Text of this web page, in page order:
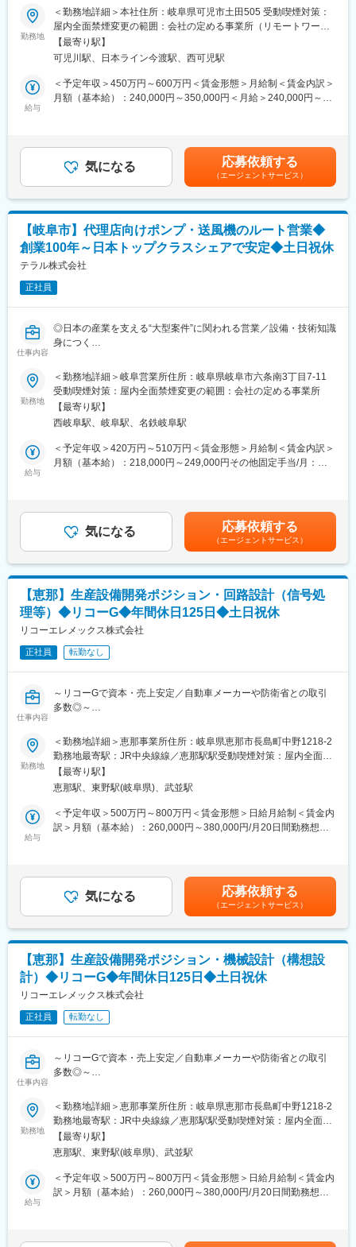
技術で暮らしをサポートします。また、現場で得た品質情報を設
計・工場へフィードバックし、三菱電機製品の品質維持と開発に
直接貢献できる重要な役割です。
早い方で1か月、長くても半年程度で独り立ちできるよう、先輩社
に成長できます。
す重要な役割を担っています。また、カーボンニュートラルなど
脱炭素社会の実現に向けて取り組みを積極的に行っており、製品
リニューアル等による省エネやシステム提案も行っています。
隔監視や顧客管理システムを通じて、ワンストップソリューショ
ンの実現を目指します。
変更の範囲：会社の定める業務
高める環境／最先端モビリティ開発／安全・快適な乗り心地提
供】
■業務内容：
当社の管理部において、人事および総務に関する業務を担当して
いただきます。
等）
・在籍管理（入退社手続き、勤怠データ確認 等）
・採用業務（求人作成、応募受付、面接調整 等）
・安全・環境管理のサポート（各種書類作成・提出 等）
■働き方：
・月平均残業：15時間程
・年休121日（土日）
・フレックスあり
※試用期間中はフレックスタイム制利用不可
■当社について：
当社は、2013年10月、KYB株式会社（現 カヤバ株式会社）は二
弁会社「カヤバモーターサイクルサスペンション株式会社」略称
「KMS」を設立。油圧機器の専門メーカー、カヤバと母機メーカ
ーのヤマハ発動機社の合弁によりコストを抑えるだけではなく、
世界トップクラスの性能、品質にこだわった新しいチャレンジを
ました。
レースで知名度を上げる事はシェア獲得に向けた大きなチャレン
ジです。当社単体の活動ではなく、カヤバグループのブランドイ
メージの向上にも繋がっていく取り組みとなっています。海外の
車体にも搭載される為にグローバル市場での存在感を確かなもの
にすべくMot GPへの参戦、結果が求められます。今後、サスペン
ションメーカーとして世界でのシェアを拡大していく事が当社に
とって大きく新しいチャレンジとなっていきます。
変更の範囲：会社の定める業務
勤務地
＜勤務地詳細＞本社住所：岐阜県可児市土田505 受動喫煙対策：
屋内全面禁煙変更の範囲：会社の定める事業所（リモートワーク
含む）
【最寄り駅】
可児川駅、日本ライン今渡駅、西可児駅
給与
＜予定年収＞450万円～600万円＜賃金形態＞月給制＜賃金内訳＞
月額（基本給）：240,000円～350,000円＜月給＞240,000円～
能性があります。月給(月額)は固定手当を含めた表記です。
気になる 応募依頼する
（エージェントサービス）
【岐阜市】代理店向けポンプ・送風機のルート営業◆
創業100年～日本トップクラスシェアで安定◆土日祝休
テラル株式会社
正社員
仕事内容
◎日本の産業を支える“大型案件”に関われる営業／設備・技術知識
身につく
リアを構築
■業務概要：
水を送るポンプや風を送るファンなどの製造・販売を行なってい
る当社にて、代理店に対しての販売交渉や関係構築をお任せしま
す。
少なくとも月に1回、訪問し現状を確認していきます！
▼ヒアリング～提案
新築の建物や改修工事などで需要が発生した時に、採用の決定権
優先的に当社を選んでいただくために、普段から共通の話題な
ど、仕事以外の会話を通した関係づくりもポイントの一つです◎
▼納期調整
商品を選んでいただいた際に、見積書作成と共に、納期をできる
限りお客様に合わせて調整します。納期が短い時も、納入が数か
月後になる時もあるため、その案件の規模に寄り添った対応を行
ないます！
▼アフターサービス
お客様から依頼があった際に、現地調査や修理を行ないます。
商品の交換や次の新規現場の情報獲得にも繋がるため、その都度
■入社後の流れ：
1～2ヶ月間OJTによる現場研修を実施します。（各支店・営業所
にて実施）
製品の仕組みや業務の流れ、社内規則・システムなどについて学
んでいき、少しずつ上記の業務をお任せしますのでご安心くださ
★営業所の雰囲気は、風通しがよく和気あいあいとしています。
ベテラン社員もいますので、分からない事はすぐに質問できる環
境です。
★計画有給制度があり、お互いに休みやすい環境で、メリハリつ
けて働けます。
■当社について：
創業から100年以上、当社が手掛けるポンプや送風機は、お客様
から確固たる信頼をいただき、日本でトップクラスのシェアを誇
っています。
ーズは途絶えません。
す。
変更の範囲：会社の定める業務
勤務地
＜勤務地詳細＞岐阜営業所住所：岐阜県岐阜市六条南3丁目7-11
受動喫煙対策：屋内全面禁煙変更の範囲：会社の定める事業所
【最寄り駅】
西岐阜駅、岐阜駅、名鉄岐阜駅
給与
＜予定年収＞420万円～510万円＜賃金形態＞月給制＜賃金内訳＞
月額（基本給）：218,000円～249,000円その他固定手当/月：
追加支給■昇給：年1回（6月）■賞与：年2回（7・12月）■年収モ
デル：年収460万円／32歳 経験7年／月給30万円年収640万円／
37歳 経験12年／月給42万円※グループリーダー賃金はあくまでも
目安の金額であり、選考を通じて上下する可能性があります。月
給(月額)は固定手当を含めた表記です。
気になる 応募依頼する
（エージェントサービス）
【恵那】生産設備開発ポジション・回路設計（信号処
理等）◆リコーG◆年間休日125日◆土日祝休
リコーエレメックス株式会社
正社員 転勤なし
仕事内容
～リコーGで資本・売上安定／自動車メーカーや防衛省との取引
多数◎～
■募集背景：
EV・電池市場を見据え、リチウムイオン電池（LiB）製造ライン
向けの新規自動化装置を開発する専任プロジェクトを発足。
現在すでにプロジェクトは始動しており、約5名体制（リーダーあ
り）新規開発テーマが稼働しています。装置の競争力を高めるう
えで、センサ・回路・信号処理を含めた電気・電子技術の中核を
担う人材を募集いたします。
を軸とした技術開発業務を担っていただきます。
具体的には以下の通りです。
・センサ（磁気センサ、画像、X線CT 等）
・フィルタリング
・信号処理アルゴリズム設計
・制御系（PLC、組込、制御回路）とのインターフェース設計
・新規装置のシステム仕様策定／電気・電子構成設計
・技術トラブル発生時の原因解析・技術判断
・協力会社（外注先）との技術折衝・仕様調整
※役割比重
技術者としての設計・開発業務：約75％
リーダー補佐・技術的サポート：約25％
・自動化設備における得意技術の拡充
・「0→1」の装置開発力強化
・既存装置の改良ではなく、構想段階からの商品開発
・開発期間：約3年スパン
・装置の構想～商品設計まで一貫して関与
勤務地
＜勤務地詳細＞恵那事業所住所：岐阜県恵那市長島町中野1218-2
勤務地最寄駅：JR中央線線／恵那駅駅受動喫煙対策：屋内全面禁
煙変更の範囲：無
【最寄り駅】
恵那駅、東野駅(岐阜県)、武並駅
給与
＜予定年収＞500万円～800万円＜賃金形態＞日給月給制＜賃金内
訳＞月額（基本給）：260,000円～380,000円/月20日間勤務想定
年度支給実績5.19ヶ月分賃金はあくまでも目安の金額であり、選
考を通じて上下する可能性があります。賃金はあくまでも目安の
金額であり、選考を通じて上下する可能性があります。月給(月額)
は固定手当を含めた表記です。
気になる 応募依頼する
（エージェントサービス）
【恵那】生産設備開発ポジション・機械設計（構想設
計）◆リコーG◆年間休日125日◆土日祝休
リコーエレメックス株式会社
正社員 転勤なし
仕事内容
～リコーGで資本・売上安定／自動車メーカーや防衛省との取引
多数◎～
■募集背景：
EV市場は一時的な調整局面にあるものの、国内での電池工場新設
は継続しており、中長期的には成長が見込まれる市場です。当社
ではこの成長市場を見据え、リチウムイオン電池（LiB）製造ライ
ン向けの新規装置開発を次世代の事業柱として育成しています。
現在、新規開発テーマの急増により、
・専用プロジェクトチームを新規発足
を支える機械設計のキーパーソンを募集します。
勤務地
＜勤務地詳細＞恵那事業所住所：岐阜県恵那市長島町中野1218-2
勤務地最寄駅：JR中央線線／恵那駅駅受動喫煙対策：屋内全面禁
煙変更の範囲：無
【最寄り駅】
恵那駅、東野駅(岐阜県)、武並駅
給与
＜予定年収＞500万円～800万円＜賃金形態＞日給月給制＜賃金内
訳＞月額（基本給）：260,000円～380,000円/月20日間勤務想定